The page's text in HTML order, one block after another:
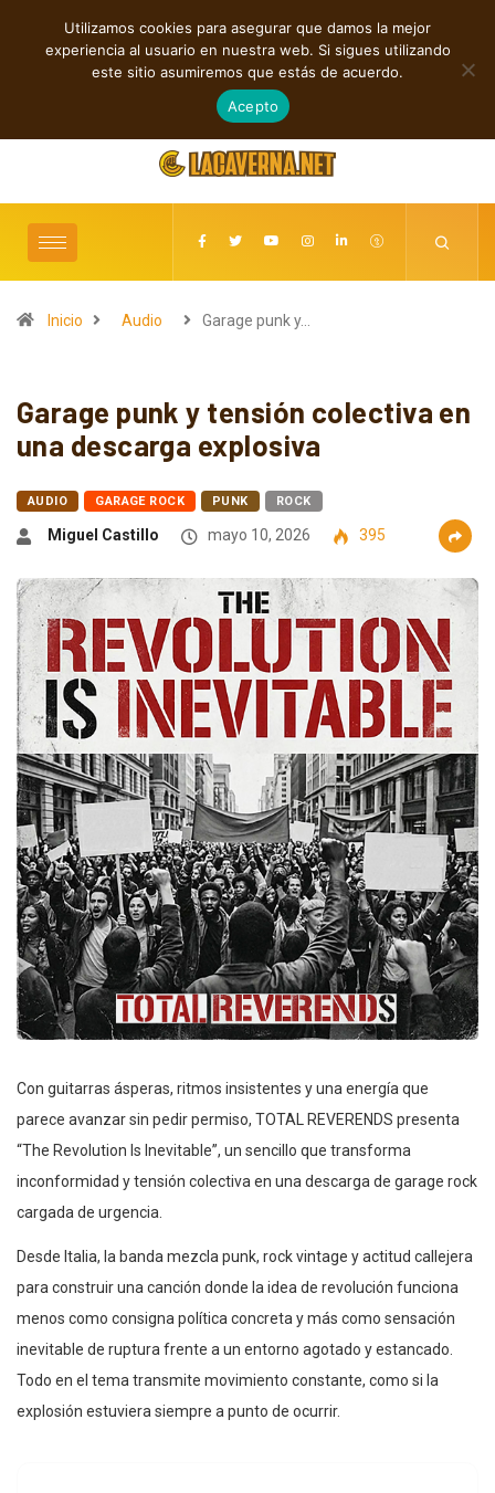
TENDENCIAS
Rock, folk e indie: cuatro estrenos independientes por descubrir
agosto 7, 2026
Inicio Audio Garage punk y…
Garage punk y tensión colectiva en
una descarga explosiva
AUDIO GARAGE ROCK PUNK ROCK
Miguel Castillo mayo 10, 2026 395
Con guitarras ásperas, ritmos insistentes y una energía que
parece avanzar sin pedir permiso, TOTAL REVERENDS presenta
“The Revolution Is Inevitable”, un sencillo que transforma
inconformidad y tensión colectiva en una descarga de garage rock
cargada de urgencia.
Desde Italia, la banda mezcla punk, rock vintage y actitud callejera
para construir una canción donde la idea de revolución funciona
menos como consigna política concreta y más como sensación
inevitable de ruptura frente a un entorno agotado y estancado.
Todo en el tema transmite movimiento constante, como si la
explosión estuviera siempre a punto de ocurrir.
Utilizamos cookies para asegurar que damos la mejor
experiencia al usuario en nuestra web. Si sigues utilizando
este sitio asumiremos que estás de acuerdo.
Acepto